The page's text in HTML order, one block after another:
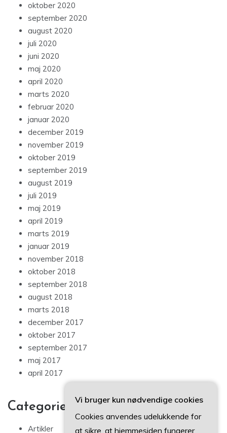
oktober 2020
september 2020
august 2020
juli 2020
juni 2020
maj 2020
april 2020
marts 2020
februar 2020
januar 2020
december 2019
november 2019
oktober 2019
september 2019
august 2019
juli 2019
maj 2019
april 2019
marts 2019
januar 2019
november 2018
oktober 2018
september 2018
august 2018
marts 2018
december 2017
oktober 2017
september 2017
maj 2017
april 2017
Categories
Artikler
Vi bruger kun nødvendige cookies
Cookies anvendes udelukkende for
at sikre, at hjemmesiden fungerer